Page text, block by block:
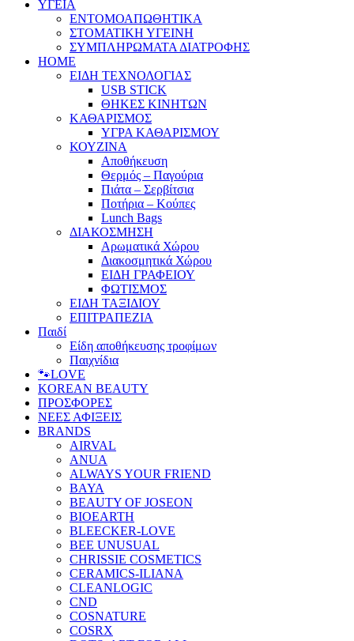
ΥΓΕΙΑ
ΕΝΤΟΜΟΑΠΩΘΗΤΙΚΑ
ΣΤΟΜΑΤΙΚΗ ΥΓΕΙΝΗ
ΣΥΜΠΛΗΡΩΜΑΤΑ ΔΙΑΤΡΟΦΗΣ
HOME
ΕΙΔΗ ΤΕΧΝΟΛΟΓΙΑΣ
USB STICK
ΘΗΚΕΣ ΚΙΝΗΤΩΝ
ΚΑΘΑΡΙΣΜΟΣ
ΥΓΡΑ ΚΑΘΑΡΙΣΜΟΥ
ΚΟΥΖΙΝΑ
Αποθήκευση
Θερμός – Παγούρια
Πιάτα – Σερβίτσια
Ποτήρια – Κούπες
Lunch Bags
ΔΙΑΚΟΣΜΗΣΗ
Αρωματικά Χώρου
Διακοσμητικά Χώρου
ΕΙΔΗ ΓΡΑΦΕΙΟΥ
ΦΩΤΙΣΜΟΣ
ΕΙΔΗ ΤΑΞΙΔΙΟΥ
ΕΠΙΤΡΑΠΕΖΙΑ
Παιδί
Είδη αποθήκευσης τροφίμων
Παιχνίδια
🐾LOVE
KOREAN BEAUTY
ΠΡΟΣΦΟΡΕΣ
ΝΕΕΣ ΑΦΙΞΕΙΣ
BRANDS
AIRVAL
ANUA
ALWAYS YOUR FRIEND
BAYA
BEAUTY OF JOSEON
BIOEARTH
BLEECKER-LOVE
BEE UNUSUAL
CHRISSIE COSMETICS
CERAMICS-ILIANA
CLEANLOGIC
CND
COSNATURE
COSRX